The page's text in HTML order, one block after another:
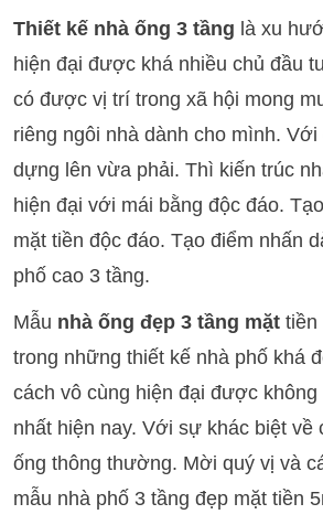
Thiết kế nhà ống 3 tầng là xu
hiện đại được khá nhiều chủ đầu
có được vị trí trong xã hội mong
riêng ngôi nhà dành cho mình.
dựng lên vừa phải. Thì kiến trúc
hiện đại với mái bằng độc đáo.
mặt tiền độc đáo. Tạo điểm nhấn
phố cao 3 tầng.
Mẫu nhà ống đẹp 3 tầng mặt tiền
trong những thiết kế nhà phố khá
cách vô cùng hiện đại được
nhất hiện nay. Với sự khác biệt về
ống thông thường. Mời quý vị và
mẫu nhà phố 3 tầng đẹp mặt tiền